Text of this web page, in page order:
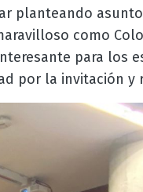
planteando
como
para los
por la invitación y